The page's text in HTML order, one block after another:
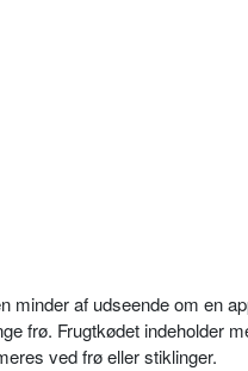
minder af udseende om en
frø. Frugtkødet inde­holder
ved frø eller stiklinger.